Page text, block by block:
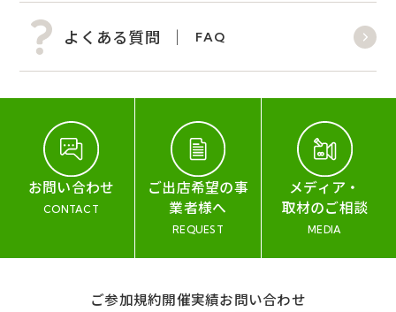
よくある質問 FAQ
お問い合わせ
CONTACT
ご出店希望の事
業者様へ
REQUEST
メディア・
取材のご相談
MEDIA
ご参加規約開催実績お問い合わせ